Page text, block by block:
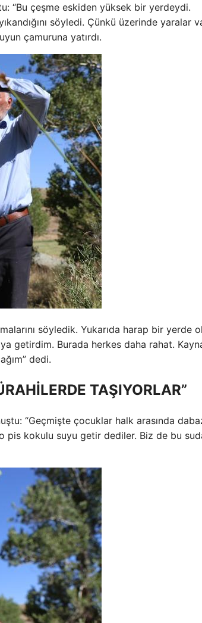
“Bu çeşme eskiden yüksek bir yerdeydi.
söyledi. Çünkü üzerinde yaralar
çamuruna yatırdı.
söyledik. Yukarıda harap bir yerde
getirdim. Burada herkes daha rahat.
dedi.
TAŞIYORLAR”
“Geçmişte çocuklar halk arasında
pis kokulu suyu getir dediler. Biz de bu